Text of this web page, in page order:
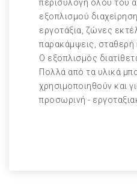
περισυλογή όλου του
εξοπλισμού
εργοτάξια, ζώνες
παρακάμψεις, σταθερή
Ο εξοπλισμός
Πολλά από τα υλικά
χρησιμοποιηθούν και
προσωρινή -